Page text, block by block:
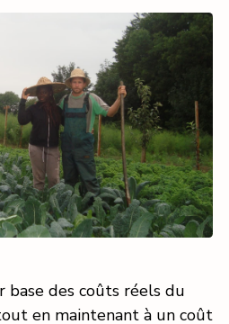
base des coûts réels du
en maintenant à un coût